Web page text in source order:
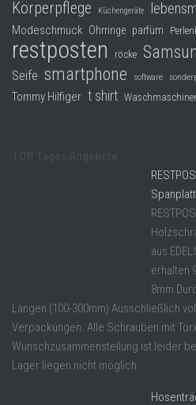
Körperpflege Küchengeräte
Modeschmuck Ohrringe parfüm
restposten röcke
Seife smartphone software
Tommy Hilfiger t shirt
aus
erhalten
8mm
Längen (100-300mm) Ausschließlich
Verpackungen. Alle Schrauben mit
Wunschzusammenstellung ist leider
Lager liegen nicht möglich.